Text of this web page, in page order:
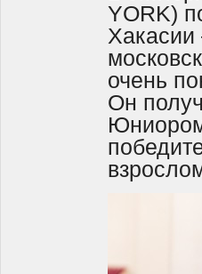
YORK)
очень
Он